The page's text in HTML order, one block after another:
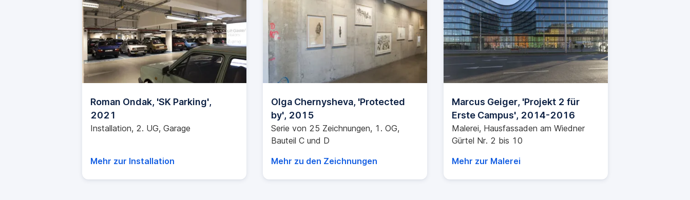
Roman Ondak, 'SK Parking',
2021
Installation, 2. UG, Garage
Mehr zur Installation
Olga Chernysheva, 'Protected
by', 2015
Serie von 25 Zeichnungen, 1. OG,
Bauteil C und D
Mehr zu den Zeichnungen
Marcus Geiger, 'Projekt 2 für
Erste Campus', 2014-2016
Malerei, Hausfassaden am Wiedner
Gürtel Nr. 2 bis 10
Mehr zur Malerei